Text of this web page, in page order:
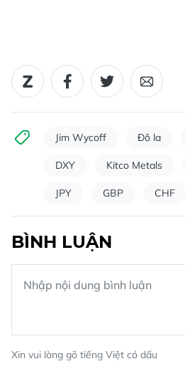
Jim Wycoff Đô la
DXY Kitco Metals
JPY GBP CHF
BÌNH LUẬN
Xin vui lòng gõ tiếng Việt có dấu